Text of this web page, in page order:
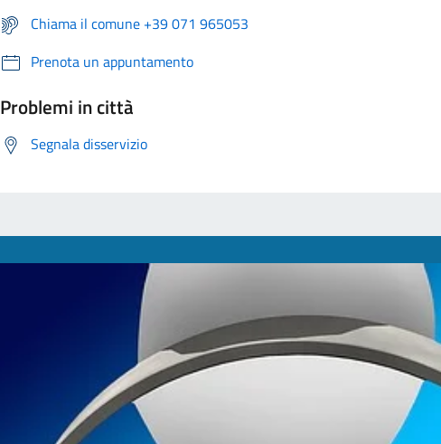
Chiama il comune +39 071 965053
Prenota un appuntamento
Problemi in città
Segnala disservizio